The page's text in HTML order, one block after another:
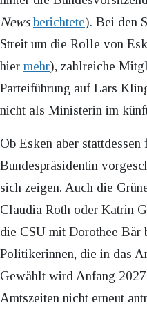
News berichtete). Bei den
Streit um die Rolle von
hier mehr), zahlreiche
Parteiführung auf Lars
nicht als Ministerin im
Ob Esken aber
Bundespräsidentin
sich zeigen. Auch die
Claudia Roth oder Katrin
die CSU mit Dorothee Bär
Politikerinnen, die in das
Gewählt wird Anfang
Amtszeiten nicht erneut